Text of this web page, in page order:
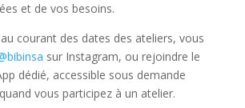
et de vos besoins.
courant des dates des ateliers, vous
sur Instagram, ou rejoindre le
dédié, accessible sous demande
vous participez à un atelier.